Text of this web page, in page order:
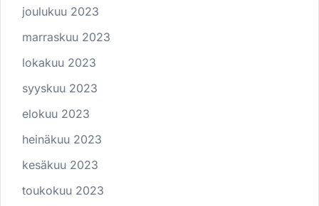
joulukuu 2023
marraskuu 2023
lokakuu 2023
syyskuu 2023
elokuu 2023
heinäkuu 2023
kesäkuu 2023
toukokuu 2023